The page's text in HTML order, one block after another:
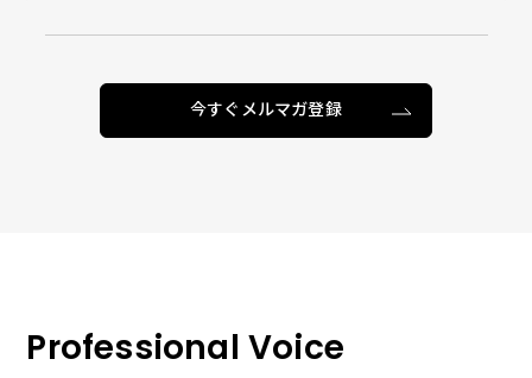
今すぐメルマガ登録
Professional Voice